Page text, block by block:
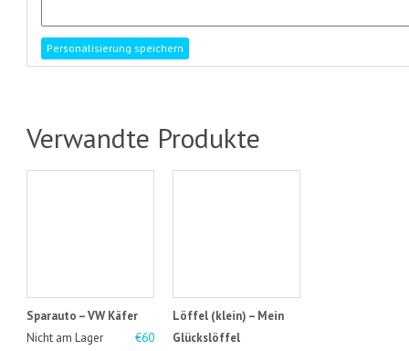
Verwandte Produkte
Sparauto – VW Käfer
€60
Nicht am Lager
Löffel (klein) – Mein
Glückslöffel